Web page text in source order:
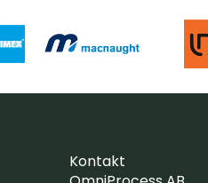
Kontakt